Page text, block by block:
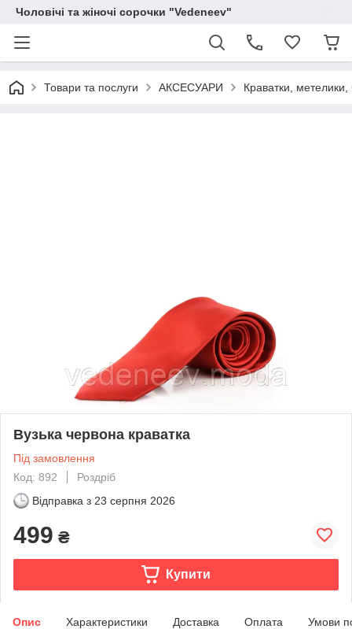
Чоловічі та жіночі сорочки "Vedeneev"
Товари та послуги АКСЕСУАРИ Краватки, метелики,
Вузька червона краватка
Під замовлення
Код: 892
Роздріб
Відправка з 23 серпня 2026
499 ₴
Купити
Опис Характеристики Доставка Оплата Умови